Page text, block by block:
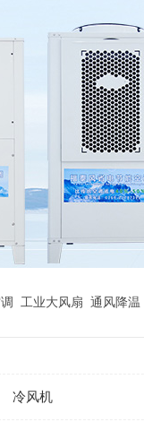
工业大风扇 通风降温
冷风机